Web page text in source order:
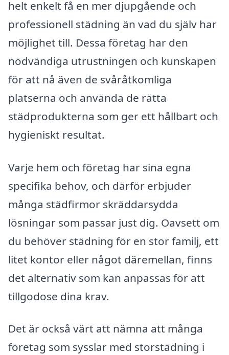
helt enkelt få en mer djupgående och
professionell städning än vad du själv har
möjlighet till. Dessa företag har den
nödvändiga utrustningen och kunskapen
för att nå även de svåråtkomliga
platserna och använda de rätta
städprodukterna som ger ett hållbart och
hygieniskt resultat.
Varje hem och företag har sina egna
specifika behov, och därför erbjuder
många städfirmor skräddarsydda
lösningar som passar just dig. Oavsett om
du behöver städning för en stor familj, ett
litet kontor eller något däremellan, finns
det alternativ som kan anpassas för att
tillgodose dina krav.
Det är också värt att nämna att många
företag som sysslar med storstädning i